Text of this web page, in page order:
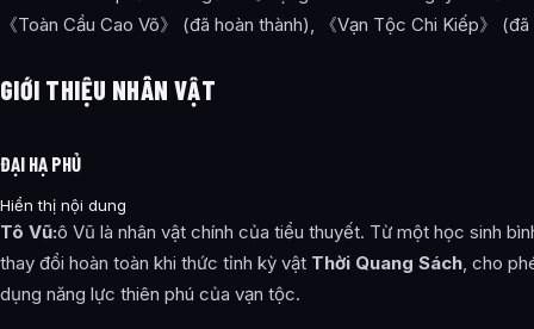
《Toàn Cầu Cao Võ》 (đã hoàn thành), 《Vạn Tộc Chi Kiếp》
GIỚI THIỆU NHÂN VẬT
ĐẠI HẠ PHỦ
Hiển thị nội dung
Tô Vũ:ô Vũ là nhân vật chính của tiểu thuyết. Từ một học sinh
thay đổi hoàn toàn khi thức tỉnh kỳ vật Thời Quang Sách , cho
dụng năng lực thiên phú của vạn tộc.